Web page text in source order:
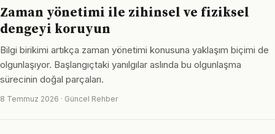
Zaman yönetimi ile zihinsel ve fiziksel
dengeyi koruyun
Bilgi birikimi artıkça zaman yönetimi konusuna yaklaşım biçimi de
olgunlaşıyor. Başlangıçtaki yanılgılar aslında bu olgunlaşma
sürecinin doğal parçaları.
8 Temmuz 2026 · Güncel Rehber